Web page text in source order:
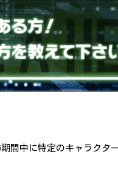
間中に特定のキャラクタ